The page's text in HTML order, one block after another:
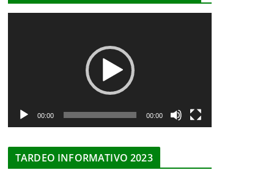
c
00:00 00:00
TARDEO INFORMATIVO 2023